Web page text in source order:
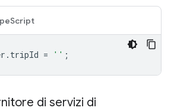
. tripId = '' ;
di servizi di